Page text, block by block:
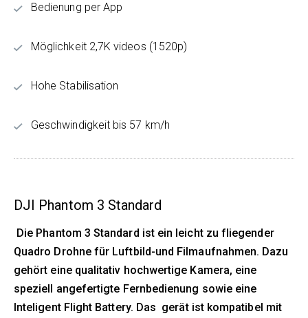
Bedienung per App
Möglichkeit 2,7K videos (1520p)
Hohe Stabilisation
Geschwindigkeit bis 57 km/h
DJI Phantom 3 Standard
Die Phantom 3 Standard ist ein leicht zu fliegender
Quadro Drohne für Luftbild-und Filmaufnahmen. Dazu
gehört eine qualitativ hochwertige Kamera, eine
speziell angefertigte Fernbedienung sowie eine
Inteligent Flight Battery. Das gerät ist kompatibel mit